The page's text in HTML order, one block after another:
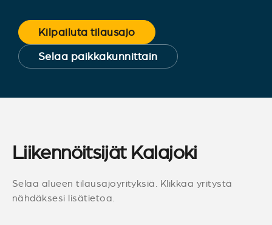
Kilpailuta tilausajo
Selaa paikkakunnittain
Liikennöitsijät Kalajoki
Selaa alueen tilausajoyrityksiä. Klikkaa yritystä
nähdäksesi lisätietoa.